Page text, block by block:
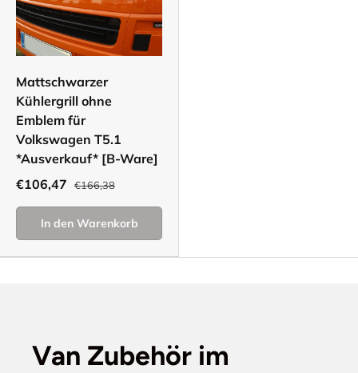
Mattschwarzer
Kühlergrill ohne
Emblem für
Volkswagen T5.1
*Ausverkauf* [B-Ware]
€106,47
€166,38
In den Warenkorb
Van Zubehör im